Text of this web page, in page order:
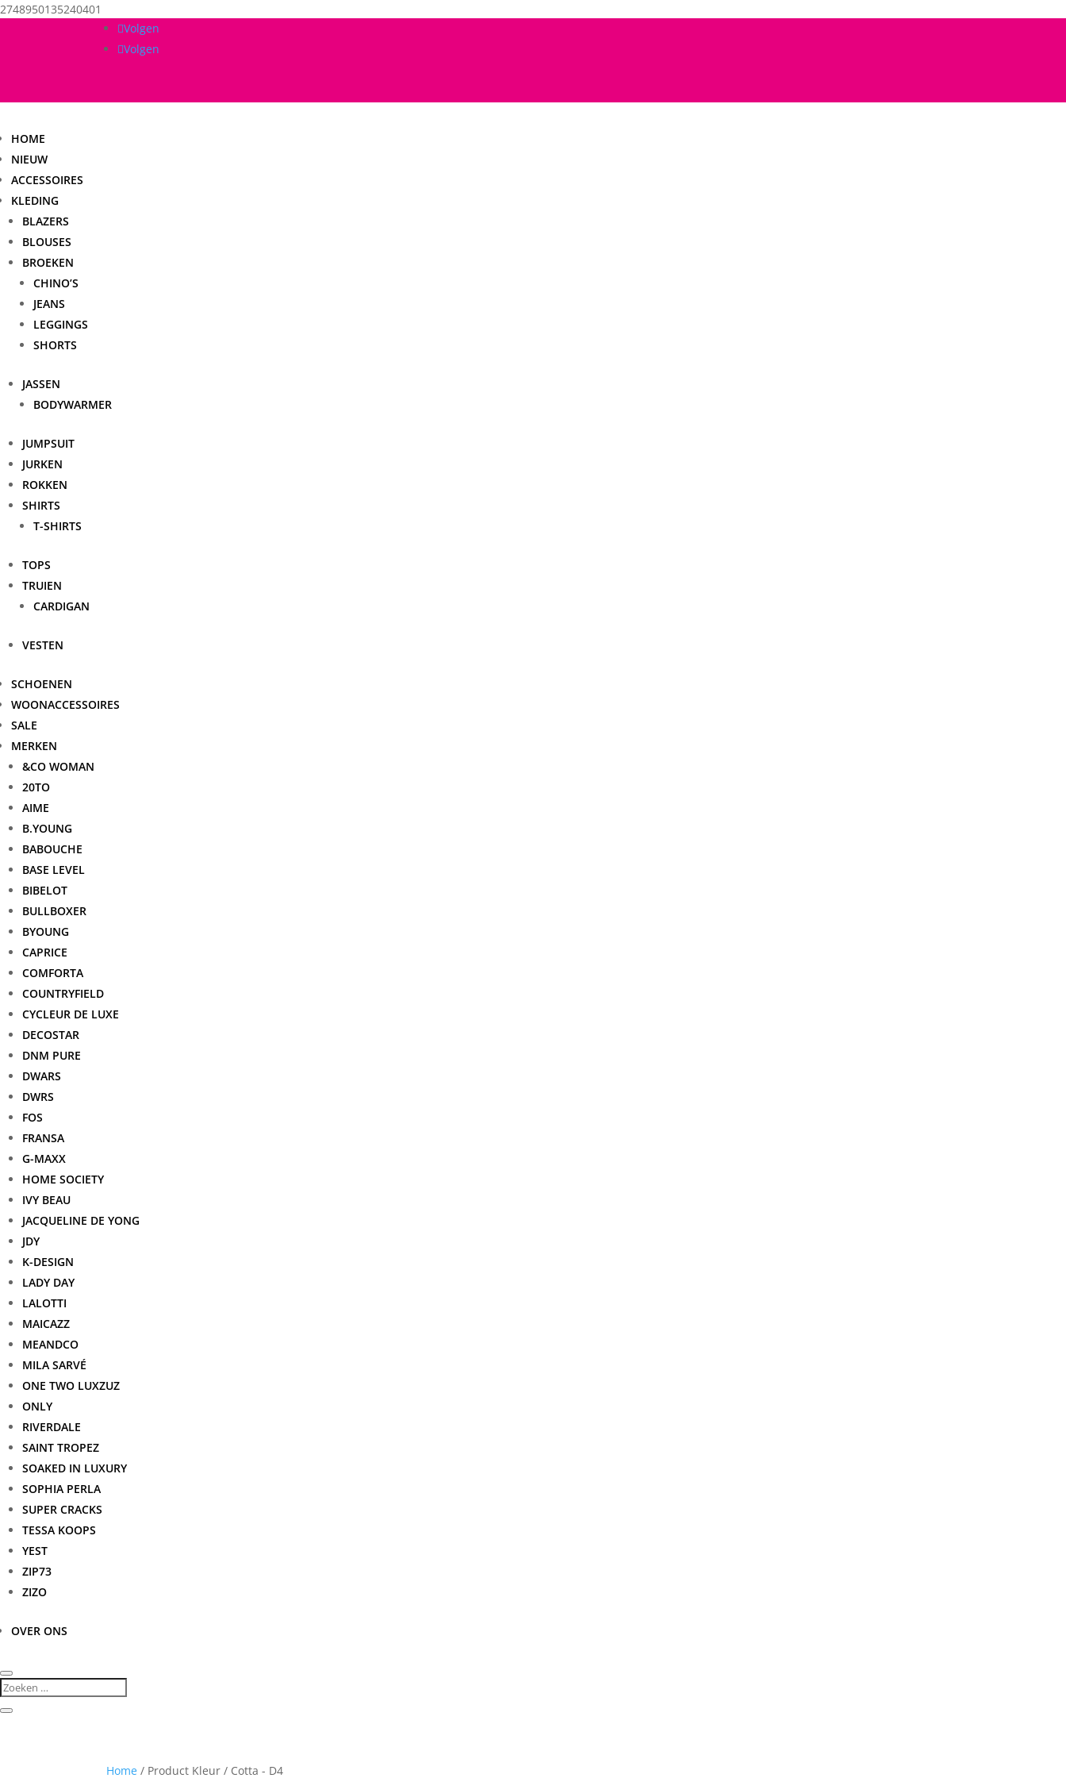
2748950135240401
Volgen
Volgen
HOME
NIEUW
ACCESSOIRES
KLEDING
BLAZERS
BLOUSES
BROEKEN
CHINO’S
JEANS
LEGGINGS
SHORTS
JASSEN
BODYWARMER
JUMPSUIT
JURKEN
ROKKEN
SHIRTS
T-SHIRTS
TOPS
TRUIEN
CARDIGAN
VESTEN
SCHOENEN
WOONACCESSOIRES
SALE
MERKEN
&CO WOMAN
20TO
AIME
B.YOUNG
BABOUCHE
BASE LEVEL
BIBELOT
BULLBOXER
BYOUNG
CAPRICE
COMFORTA
COUNTRYFIELD
CYCLEUR DE LUXE
DECOSTAR
DNM PURE
DWARS
DWRS
FOS
FRANSA
G-MAXX
HOME SOCIETY
IVY BEAU
JACQUELINE DE YONG
JDY
K-DESIGN
LADY DAY
LALOTTI
MAICAZZ
MEANDCO
MILA SARVÉ
ONE TWO LUXZUZ
ONLY
RIVERDALE
SAINT TROPEZ
SOAKED IN LUXURY
SOPHIA PERLA
SUPER CRACKS
TESSA KOOPS
YEST
ZIP73
ZIZO
OVER ONS
Home / Product Kleur / Cotta - D4